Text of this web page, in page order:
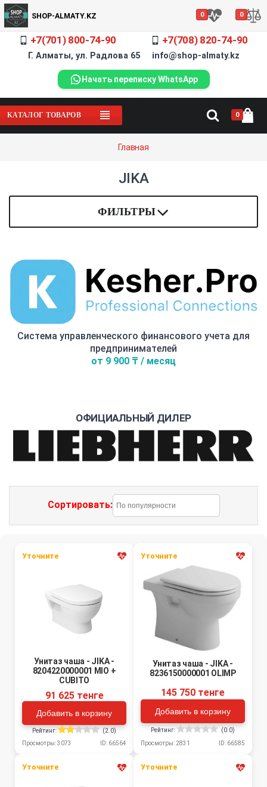
SHOP-ALMATY.KZ 0 0
+7(701) 800-74-90 +7(708) 820-74-90
Г. Алматы, ул. Радлова 65 info@shop-almaty.kz
Начать переписку WhatsApp
КАТАЛОГ ТОВАРОВ 0
Главная
JIKA
ФИЛЬТРЫ
Система управленческого финансового учета для
предпринимателей
от 9 900 ₸ / месяц
ОФИЦИАЛЬНЫЙ ДИЛЕР
Сортировать:
Уточните
Унитаз чаша - JIKA -
8204220000001 MIO +
CUBITO
91 625 тенге
Добавить в корзину
Рейтинг:
(2.0)
Просмотры: 3073
ID: 66564
Уточните
Унитаз чаша - JIKA -
8236150000001 OLIMP
145 750 тенге
Добавить в корзину
Рейтинг: (0.0)
Просмотры: 2831 ID: 66585
Уточните Уточните